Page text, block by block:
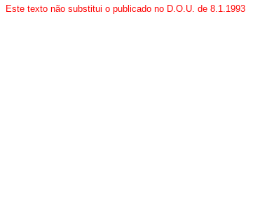
Este texto não substitui o publicado no D.O.U. de 8.1.1993